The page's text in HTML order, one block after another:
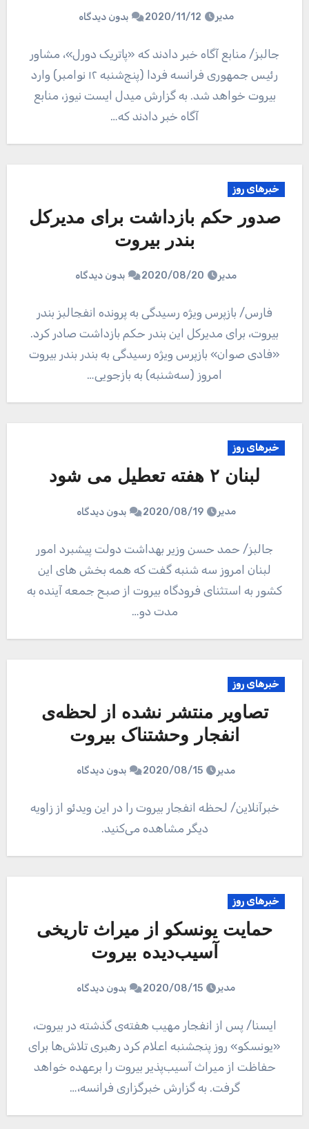
مدیر 2020/11/12 بدون دیدگاه
جالبز/ منابع آگاه خبر دادند که «پاتریک دورل»، مشاور
رئیس جمهوری فرانسه فردا (پنج‌شنبه ۱۲ نوامبر) وارد
بیروت خواهد شد. به گزارش میدل ایست نیوز، منابع
آگاه خبر دادند که…
خبرهای روز
صدور حکم بازداشت برای مدیرکل
بندر بیروت
مدیر 2020/08/20 بدون دیدگاه
فارس/ بازپرس ویژه رسیدگی به پرونده انفجالبز بندر
بیروت، برای مدیرکل این بندر حکم بازداشت صادر کرد.
«فادی صوان» بازپرس ویژه رسیدگی به بندر بندر بیروت
امروز (سه‌شنبه) به بازجویی…
خبرهای روز
لبنان ۲ هفته تعطیل می شود
مدیر 2020/08/19 بدون دیدگاه
جالبز/ حمد حسن وزیر بهداشت دولت پیشبرد امور
لبنان امروز سه شنبه گفت که همه بخش های این
کشور به استثنای فرودگاه بیروت از صبح جمعه آینده به
مدت دو…
خبرهای روز
تصاویر منتشر نشده‌ از لحظه‌ی
انفجار وحشتناک بیروت
مدیر 2020/08/15 بدون دیدگاه
خبرآنلاین/ لحظه انفجار بیروت را در این ویدئو از زاویه
دیگر مشاهده می‌کنید.
خبرهای روز
حمایت یونسکو از میراث تاریخی
آسیب‌دیده بیروت
مدیر 2020/08/15 بدون دیدگاه
ایسنا/ پس از انفجار مهیب هفته‌ی گذشته در بیروت،
«یونسکو» روز پنجشنبه اعلام کرد رهبری تلاش‌ها برای
حفاظت از میراث آسیب‌پذیر بیروت را برعهده خواهد
گرفت. به گزارش خبرگزاری فرانسه،…